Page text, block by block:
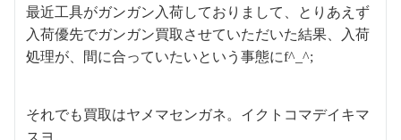
最近工具がガンガン入荷しておりまして、とりあえず
入荷優先でガンガン買取させていただいた結果、入荷
処理が、間に合っていたいという事態にf^_^;
それでも買取はヤメマセンガネ。イクトコマデイキマ
スヨ。